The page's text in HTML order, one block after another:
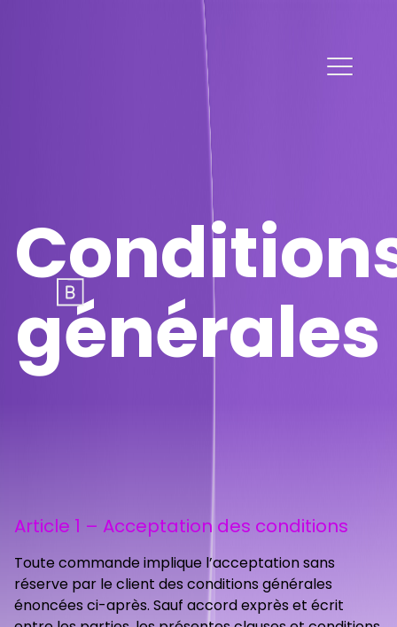
générales
Article 1 – Acceptation des conditions
Toute commande implique l’acceptation sans
réserve par le client des conditions générales
énoncées ci-après. Sauf accord exprès et écrit